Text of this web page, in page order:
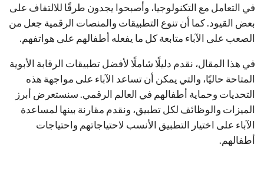
في التعامل مع التكنولوجيا، وأصبحوا يجدون طرقًا للالتفاف على
بعض القيود. كما أن تنوع التطبيقات والمنصات الرقمية جعل من
الصعب على الآباء متابعة كل ما يفعله أطفالهم على هواتفهم.
في هذا المقال، نقدم دليلًا شاملًا لأفضل تطبيقات الرقابة الأبوية
المتاحة حاليًا، والتي يمكن أن تساعد الآباء على مواجهة هذه
التحديات وحماية أطفالهم في العالم الرقمي. سنستعرض أبرز
الميزات والوظائف لكل تطبيق، ونقدم مقارنة بينها لمساعدة
الآباء على اختيار التطبيق الأنسب لاحتياجاتهم واحتياجات
أطفالهم.